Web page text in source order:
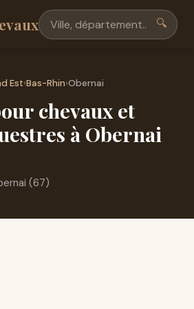
🔍
Est›Bas-Rhin›Obernai
chevaux et
à Obernai
(67)